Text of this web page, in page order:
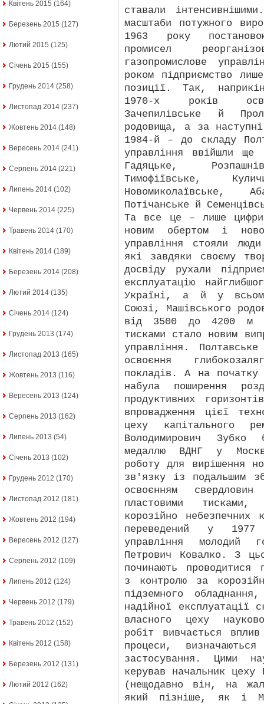
Квітень 2015 (164)
Березень 2015 (127)
Лютий 2015 (125)
Січень 2015 (155)
Грудень 2014 (258)
Листопад 2014 (237)
Жовтень 2014 (148)
Вересень 2014 (241)
Серпень 2014 (221)
Липень 2014 (102)
Червень 2014 (225)
Травень 2014 (170)
Квітень 2014 (189)
Березень 2014 (208)
Лютий 2014 (135)
Січень 2014 (124)
Грудень 2013 (174)
Листопад 2013 (165)
Жовтень 2013 (116)
Вересень 2013 (124)
Серпень 2013 (162)
Липень 2013 (54)
Січень 2013 (102)
Грудень 2012 (170)
Листопад 2012 (181)
Жовтень 2012 (194)
Вересень 2012 (127)
Серпень 2012 (109)
Липень 2012 (124)
Червень 2012 (179)
Травень 2012 (152)
Квітень 2012 (158)
Березень 2012 (131)
Лютий 2012 (162)
ставали
масштаби потужного
1963 року
промисел
газопромислове
роком підприємство
позиції. Так,
1970-х років
Зачепилівське й
родовища, а за
1984-й – до складу
управління ввійшли ще
Гадяцьке,
Тимофіївське,
Новомиколаївське,
Потічанське й
Та все це – лише
новим обертом і
управління стояли
які завдяки своєму
досвіду рухали
експлуатацію
Україні, а й у всьому
Союзі, Машівського
від 3500 до 4200 м і
тисками стало новим
управління.
освоєння
покладів. А на початку
набула поширення
продуктивних
впровадження цієї
цеху капітального
Володимирович Зубко
медаллю ВДНГ у
роботу для вирішення
зв'язку із подальшим
освоєнням
пластовими
корозійно небезпечних
переведений у
управління молодий
Петрович Ковалко. З
починають проводитися
з контролю за
підземного
надійної експлуатації
власного цеху
робіт вивчається
процеси,
застосування. Цими
керував начальник цеху
(нещодавно він, на
який пізніше, як і